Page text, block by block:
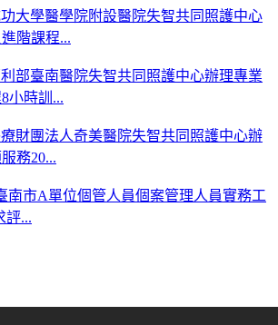
大學醫學院附設醫院失智共同照護中心
階課程...
部臺南醫院失智共同照護中心辦理專業
小時訓...
財團法人奇美醫院失智共同照護中心辦
務20...
南市A單位個管人員個案管理人員實務工
評...